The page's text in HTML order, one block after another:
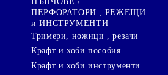
ПЕРФОРАТОРИ , РЕЖЕЩИ
и ИНСТРУМЕНТИ
Тримери, ножици , резачи
Крафт и хоби пособия
Крафт и хоби инструменти